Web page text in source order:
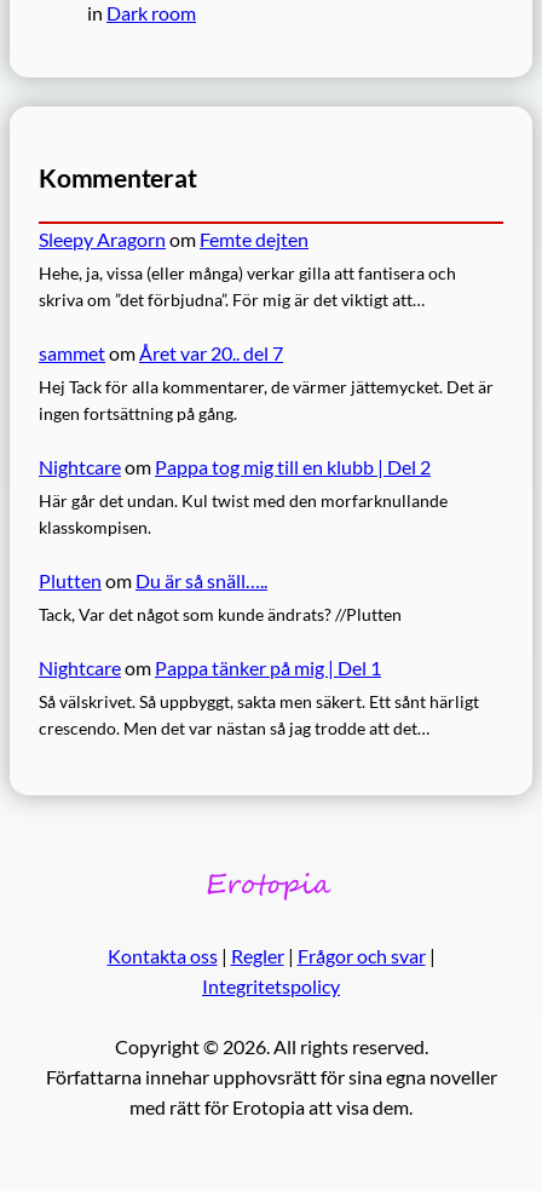
in Dark room
Kommenterat
Sleepy Aragorn om Femte dejten
Hehe, ja, vissa (eller många) verkar gilla att fantisera och
skriva om ”det förbjudna”. För mig är det viktigt att…
sammetomÅret var 20.. del 7
Hej Tack för alla kommentarer, de värmer jättemycket. Det är
ingen fortsättning på gång.
Nightcareom Pappa tog mig till en klubb | Del 2
Här går det undan. Kul twist med den morfarknullande
klasskompisen.
Plutten om Du är så snäll…..
Tack, Var det något som kunde ändrats? //Plutten
Nightcareom Pappa tänker på mig | Del 1
Så välskrivet. Så uppbyggt, sakta men säkert. Ett sånt härligt
crescendo. Men det var nästan så jag trodde att det…
Kontakta oss| Regler| Frågor och svar|
Integritetspolicy
Copyright © 2026. All rights reserved.
Författarna innehar upphovsrätt för sina egna noveller
med rätt för Erotopia att visa dem.